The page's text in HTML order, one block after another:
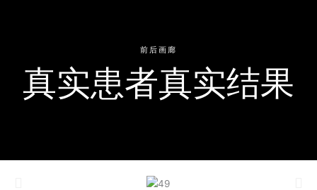
前后画廊
真实患者真实结果​